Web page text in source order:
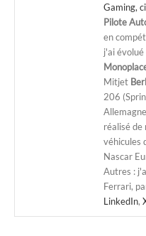
Gaming,
Pilote
en
j'ai
Mitjet
206
Allemagne
réalisé de
véhicules
Nascar
Autres :
Ferrari,
LinkedIn,